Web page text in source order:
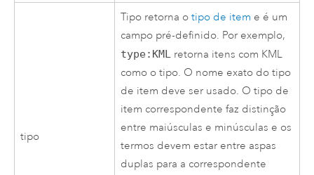
tipo
Tipo retorna otipo de item e é um
campo pré-definido. Por exemplo,
type:KML retorna itens com KML
como o tipo. O nome exato do tipo
de item deve ser usado. O tipo de
item correspondente faz distinção
entre maiúsculas e minúsculas e os
termos devem estar entre aspas
duplas para a correspondente